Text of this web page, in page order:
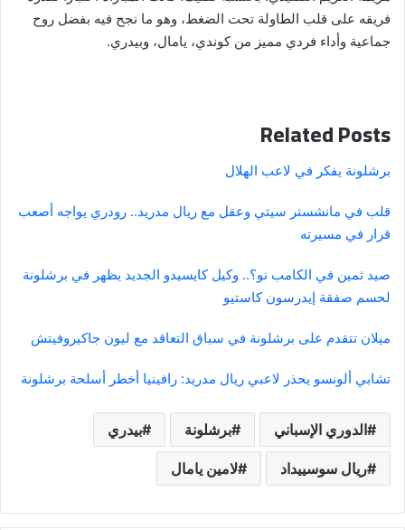
فريقه على قلب الطاولة تحت الضغط، وهو ما نجح فيه بفضل روح
جماعية وأداء فردي مميز من كوندي، يامال، وبيدري.
Related Posts
برشلونة يفكر في لاعب الهلال
قلب في مانشستر سيتي وعقل مع ريال مدريد.. رودري يواجه أصعب
قرار في مسيرته
صيد ثمين في الكامب نو؟.. وكيل كايسيدو الجديد يظهر في برشلونة
لحسم صفقة إيدرسون كاستيو
ميلان تتقدم على برشلونة في سباق التعاقد مع ليون جاكيروفيتش
تشابي ألونسو يحذر لاعبي ريال مدريد: رافينيا أخطر أسلحة برشلونة
الدوري الإسباني برشلونة بيدري
ريال سوسييداد لامين يامال